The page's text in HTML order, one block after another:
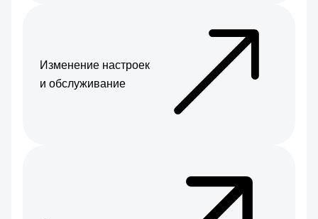
Изменение настроек
и обслуживание